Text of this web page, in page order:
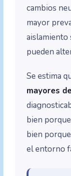
cambios
mayor
aislamiento
pueden
Se estima
mayores
bien
bien
el entorno